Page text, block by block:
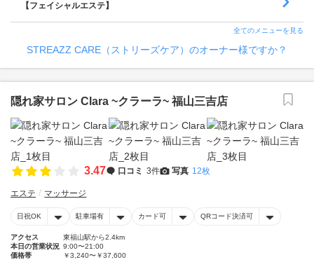
【フェイシャルエステ】
全てのメニューを見る
STREAZZ CARE（ストリーズケア）のオーナー様ですか？
隠れ家サロン Clara ~クラーラ~ 福山三吉店
3.47 口コミ 3件 写真 12枚
エステ マッサージ
日祝OK 駐車場有 カード可 QRコード決済可
アクセス
東福山駅から2.4km
本日の営業状況 9:00〜21:00
価格帯
￥3,240〜￥37,600